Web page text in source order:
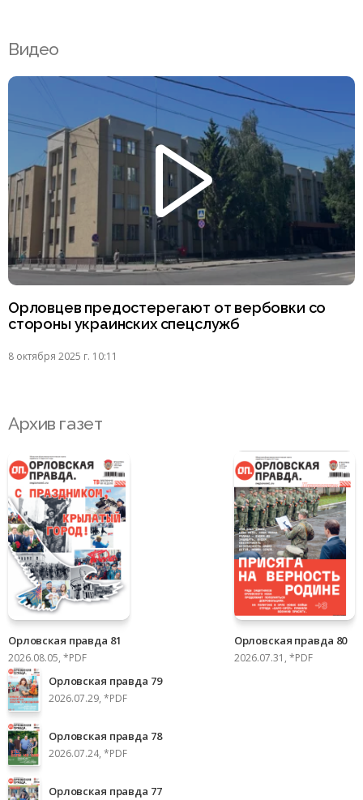
Видео
Орловцев предостерегают от вербовки со
стороны украинских спецслужб
8 октября 2025 г. 10:11
Архив газет
Орловская правда 81
2026.08.05, *PDF
Орловская правда 80
2026.07.31, *PDF
Орловская правда 79
2026.07.29, *PDF
Орловская правда 78
2026.07.24, *PDF
Орловская правда 77